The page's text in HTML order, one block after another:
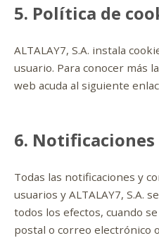
5. Política de
ALTALAY7, S.A. instala
usuario. Para conocer más
web acuda al siguiente
6. Notificaciones
Todas las notificaciones y
usuarios y ALTALAY7, S.A.
todos los efectos, cuando
postal o correo electrónico